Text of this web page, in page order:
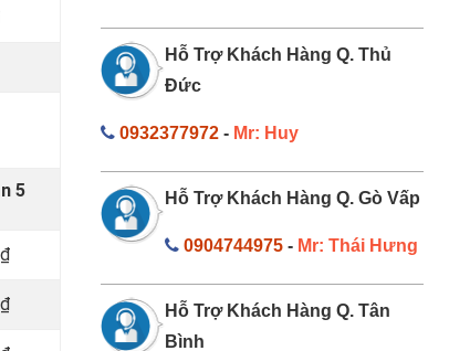
5
Hỗ Trợ Khách Hàng Q. Thủ
Đức
0932377972- Mr: Huy
Hỗ Trợ Khách Hàng Q. Gò Vấp
0904744975 - Mr: Thái Hưng
Hỗ Trợ Khách Hàng Q. Tân
Bình